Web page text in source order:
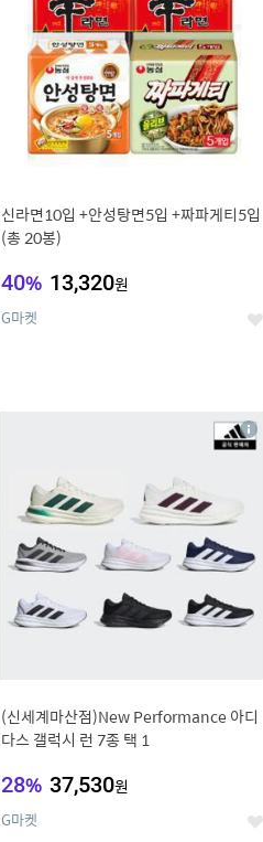
신라면10입 +안성탕면5입 +짜파게티5입
(총 20봉)
40% 13,320원
G마켓 좋
(신세계마산점)New Performance 아디
다스 갤럭시 런 7종 택 1
28% 37,530원
G마켓 좋
상
세